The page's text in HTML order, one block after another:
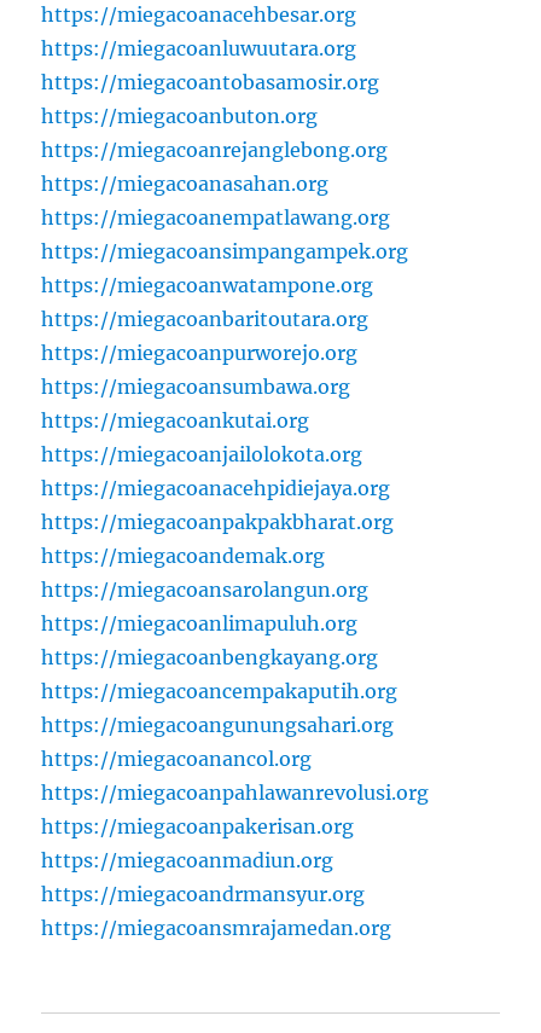
https://miegacoanacehbesar.org
https://miegacoanluwuutara.org
https://miegacoantobasamosir.org
https://miegacoanbuton.org
https://miegacoanrejanglebong.org
https://miegacoanasahan.org
https://miegacoanempatlawang.org
https://miegacoansimpangampek.org
https://miegacoanwatampone.org
https://miegacoanbaritoutara.org
https://miegacoanpurworejo.org
https://miegacoansumbawa.org
https://miegacoankutai.org
https://miegacoanjailolokota.org
https://miegacoanacehpidiejaya.org
https://miegacoanpakpakbharat.org
https://miegacoandemak.org
https://miegacoansarolangun.org
https://miegacoanlimapuluh.org
https://miegacoanbengkayang.org
https://miegacoancempakaputih.org
https://miegacoangunungsahari.org
https://miegacoanancol.org
https://miegacoanpahlawanrevolusi.org
https://miegacoanpakerisan.org
https://miegacoanmadiun.org
https://miegacoandrmansyur.org
https://miegacoansmrajamedan.org